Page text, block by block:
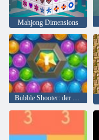
Mahjong Dimensions
Bubble Shooter: der See